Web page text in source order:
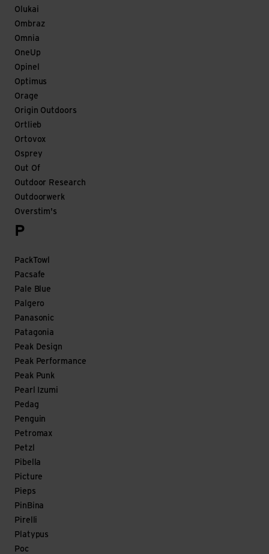
Olukai
Ombraz
Omnia
OneUp
Opinel
Optimus
Orage
Origin Outdoors
Ortlieb
Ortovox
Osprey
Out Of
Outdoor Research
Outdoorwerk
Overstim's
P
PackTowl
Pacsafe
Pale Blue
Palgero
Panasonic
Patagonia
Peak Design
Peak Performance
Peak Punk
Pearl Izumi
Pedag
Penguin
Petromax
Petzl
Pibella
Picture
Pieps
PinBina
Pirelli
Platypus
Poc